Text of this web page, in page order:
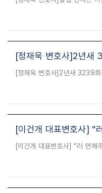
[정재욱 변호사]2년새
[이건개 대표변호사] “